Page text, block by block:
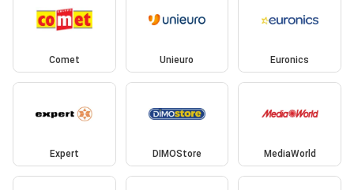
Comet Unieuro Euronics
Expert DIMOStore MediaWorld